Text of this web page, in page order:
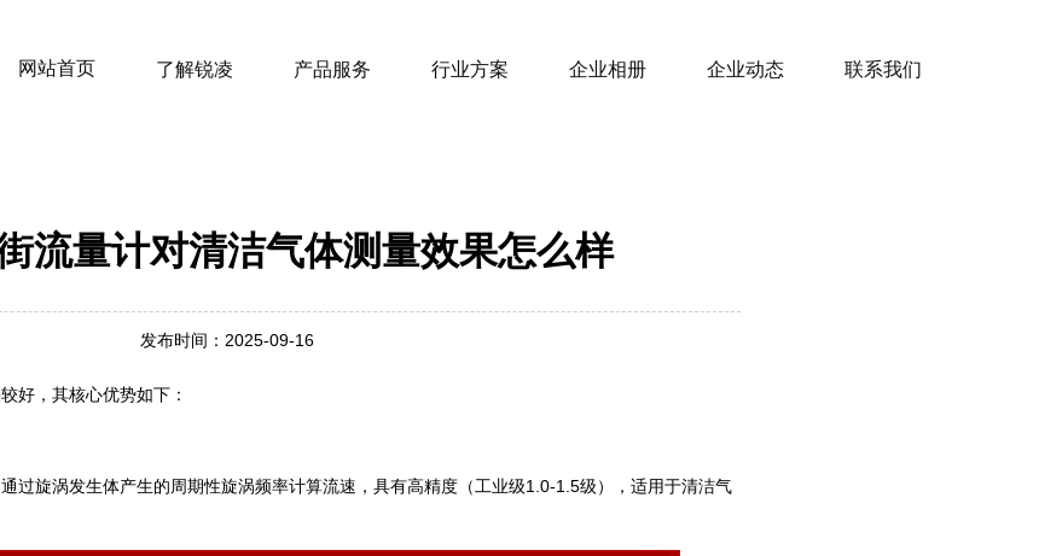
网站首页 了解锐凌 产品服务 行业方案 企业相册 企业动态 联系我们
流量计对清洁气体测量效果怎么样
发布时间：2025-09-16
好，其核心优势如下：
过旋涡发生体产生的周期性旋涡频率计算流速，具有高精度（工业级1.0-1.5级），适用于清洁气